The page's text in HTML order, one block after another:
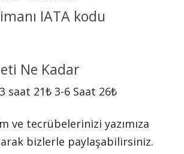
IATA kodu
Ne Kadar
saat 21₺ 3-6 Saat 26₺
ve tecrübelerinizi yazımıza
bizlerle paylaşabilirsiniz.